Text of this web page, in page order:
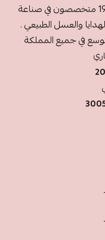
السنان للعطور والعسل الطبيعي منذ 1985 متخصصون في صناعة
والعسل الطبيعي .